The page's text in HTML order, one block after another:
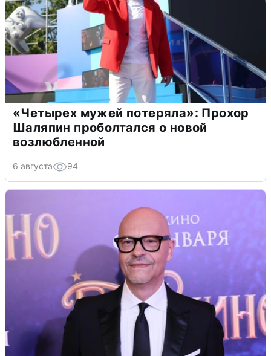
«Четырех мужей потеряла»: Прохор
Шаляпин проболтался о новой
возлюбленной
6 августа 94